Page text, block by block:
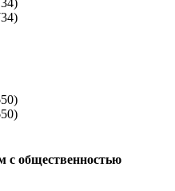
с общественностью